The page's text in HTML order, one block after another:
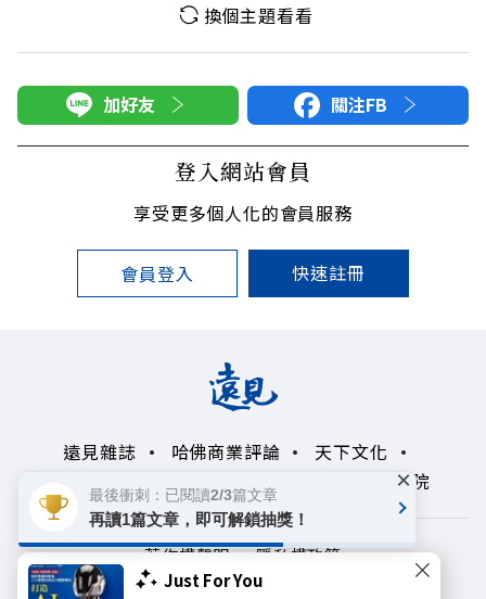
Just For You
換個主題看看
加好友 關注FB
登入網站會員
享受更多個人化的會員服務
會員登入 快速註冊
遠見雜誌 哈佛商業評論
天下文化
未來親子學習平台
50+ 領導影響力學院
著作權聲明
隱私權政策
最後衝刺：已閱讀2/3篇文章
再讀1篇文章，即可解鎖抽獎！
×